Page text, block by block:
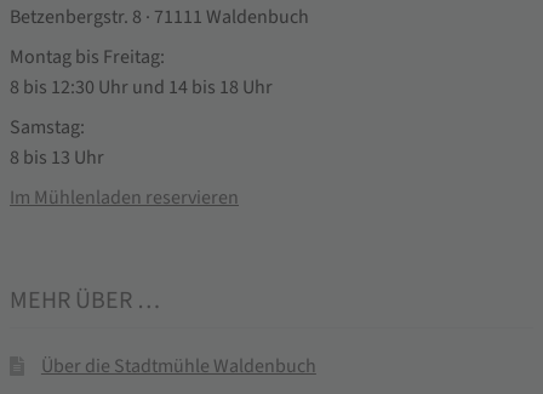
Betzenbergstr. 8 · 71111 Waldenbuch
Montag bis Freitag:
8 bis 12:30 Uhr und 14 bis 18 Uhr
Samstag:
8 bis 13 Uhr
Im Mühlenladen reservieren
MEHR ÜBER …
Über die Stadtmühle Waldenbuch